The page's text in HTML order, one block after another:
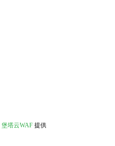
堡塔云WAF 提供